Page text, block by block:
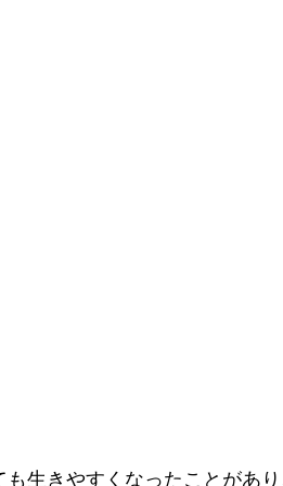
生きやすくなったことがあり